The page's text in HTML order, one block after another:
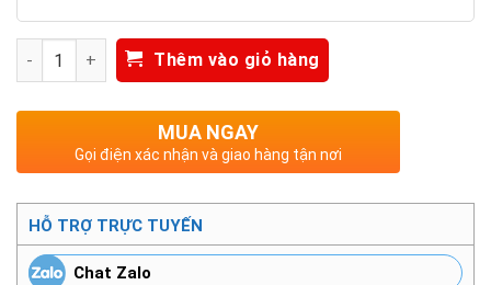
Số lượng Thêm vào giỏ hàng
MUA NGAY
Gọi điện xác nhận và giao hàng tận nơi
HỖ TRỢ TRỰC TUYẾN
Chat Zalo